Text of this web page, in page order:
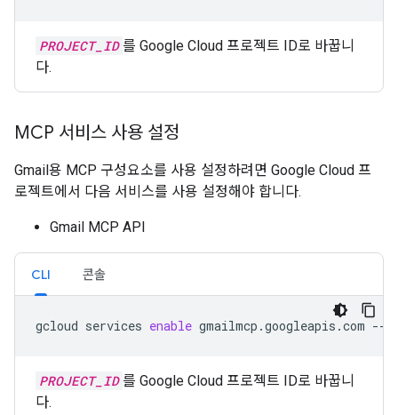
PROJECT_ID 를 Google Cloud 프로젝트 ID로 바꿉니
다.
MCP 서비스 사용 설정
Gmail용 MCP 구성요소를 사용 설정하려면 Google Cloud 프
로젝트에서 다음 서비스를 사용 설정해야 합니다.
Gmail MCP API
CLI 콘솔
gcloud services enable gmailmcp.googleapis.com --
PROJECT_ID 를 Google Cloud 프로젝트 ID로 바꿉니
다.